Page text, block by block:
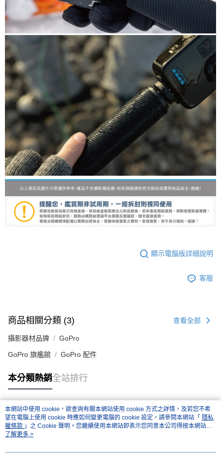
顯示電腦版詳細說明
客服
商品相關分類 (3) 查看全部
攝影器材品牌 GoPro
GoPro 旗艦館 GoPro 配件
本分類熱銷全站排行
熱門標籤
本網站中使用 cookie，欲查詢有關本網站使用 cookie 方式之詳情，及若您不希
望在電腦上使用 cookie 時應如何變更電腦的 cookie 設定，請參閱本網站「 隱私
權條款 」之 Cookie 聲明。您繼續使用本網站即表示您同意本公司得按本網站使
用條款之 Cookie 聲明使用 cookie。
了解更多 >